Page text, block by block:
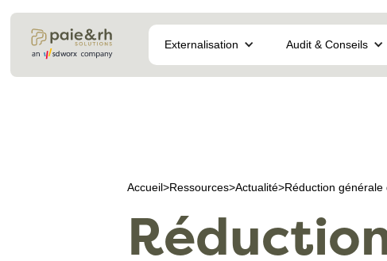
Externalisation Audit & Conseils
Accueil>Ressources>Actualité>Réduction